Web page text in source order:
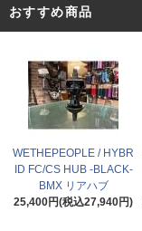
おすすめ商品
WETHEPEOPLE / HYBR
ID FC/CS HUB -BLACK-
BMX リアハブ
25,400円(税込27,940円)